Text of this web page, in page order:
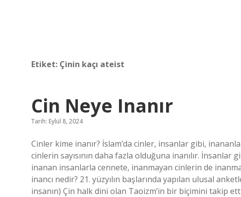
Etiket: Çinin kaçı ateist
Cin Neye Inanır
Tarih: Eylül 8, 2024
Cinler kime inanır? İslam’da cinler, insanlar gibi,
cinlerin sayısının daha fazla olduğuna inanılır.
inanan insanlarla cennete, inanmayan cinlerin de
inancı nedir? 21. yüzyılın başlarında yapılan ulusal
insanın) Çin halk dini olan Taoizm’in bir biçimini takip